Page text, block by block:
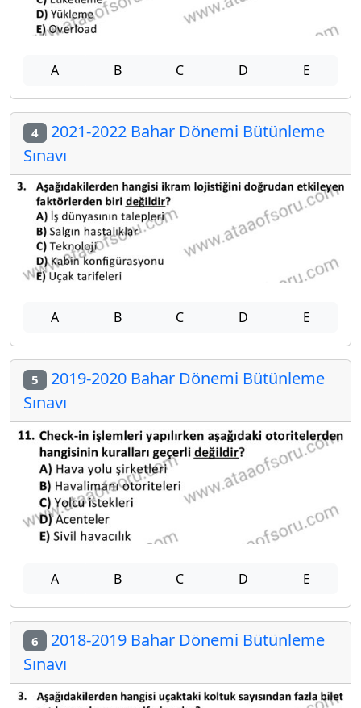
A B C D E
4 2021-2022 Bahar Dönemi Bütünleme
Sınavı
A B C D E
5 2019-2020 Bahar Dönemi Bütünleme
Sınavı
A B C D E
6 2018-2019 Bahar Dönemi Bütünleme
Sınavı